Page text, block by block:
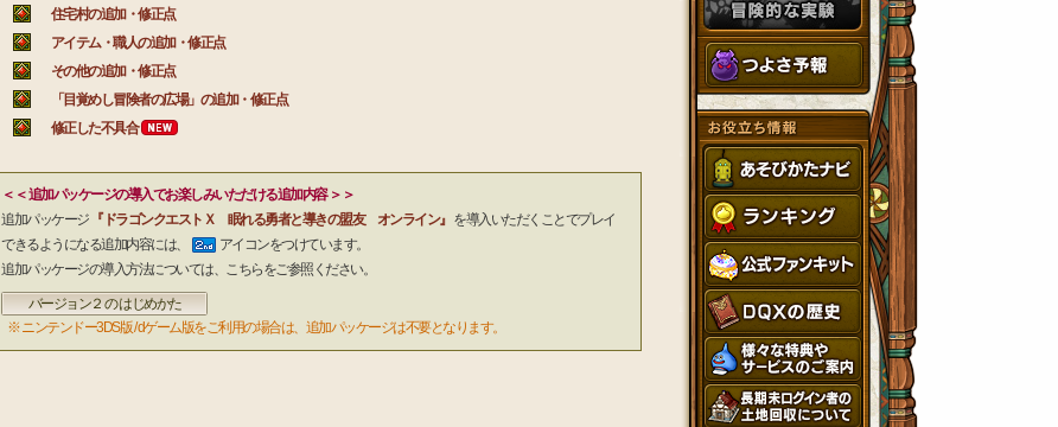
住宅村の追加・修正点
アイテム・職人の追加・修正点
その他の追加・修正点
「目覚めし冒険者の広場」の追加・修正点
修正した不具合
＜＜ 追加パッケージの導入でお楽しみいただける追加内容 ＞＞
追加パッケージ 『ドラゴンクエストＸ 眠れる勇者と導きの盟友 オンライン』 を導入いただくことでプレイ
できるようになる追加内容には、
アイコンをつけています。
追加パッケージの導入方法については、こちらをご参照ください。
バージョン２ の はじめかた
※ ニンテンドー3DS版 / dゲーム版をご利用の場合は、追加パッケージは不要となります。